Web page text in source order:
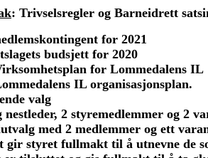
: Trivselsregler og Barneidrett
for 2021
budsjett for 2020
for Lommedalens IL
IL organisasjonsplan.
valg
nestleder, 2 styremedlemmer og 2
med 2 medlemmer og ett
gir styret fullmakt til å utnevne de